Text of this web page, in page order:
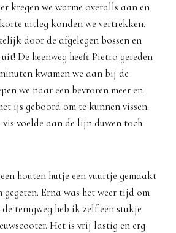
kregen we warme overalls aan en
uitleg konden we vertrekken.
door de afgelegen bossen en
De heenweg heeft Pietro gereden
kwamen we aan bij de
we naar een bevroren meer en
ijs geboord om te kunnen vissen.
voelde aan de lijn duwen toch
houten hutje een vuurtje gemaakt
gegeten. Erna was het weer tijd om
terugweg heb ik zelf een stukje
Het is vrij lastig en erg